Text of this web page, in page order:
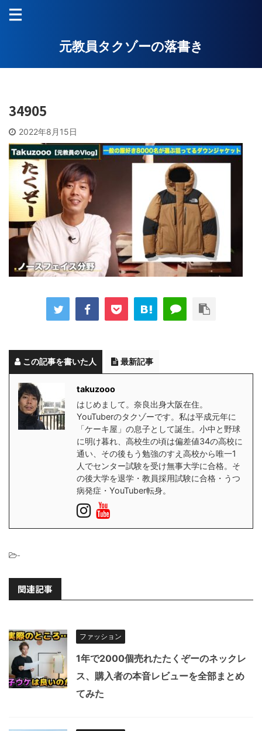
元教員タクゾーの落書き
34905
2022年8月15日
この記事を書いた人 最新記事
takuzooo
はじめまして。奈良出身大阪在住。
YouTuberのタクゾーです。私は平成元年に
「ケーキ屋」の息子として誕生。小中と野球
に明け暮れ、高校生の頃は偏差値34の高校に
通い、その後もう勉強のすえ高校から唯一1
人でセンター試験を受け無事大学に合格。そ
の後大学を退学・教員採用試験に合格・うつ
病発症・YouTuber転身。
-
関連記事
ファッション
1年で2000個売れたたくぞーのネックレ
ス、購入者の本音レビューを全部まとめ
てみた